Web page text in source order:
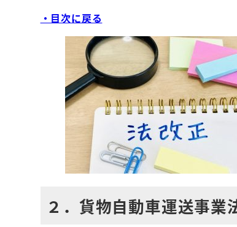
・目次に戻る
２．貨物自動車運送事業